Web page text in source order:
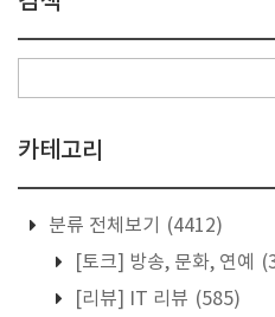
카테고리
분류 전체보기
(4412)
[토크] 방송, 문화, 연예
[리뷰] IT 리뷰 (585)